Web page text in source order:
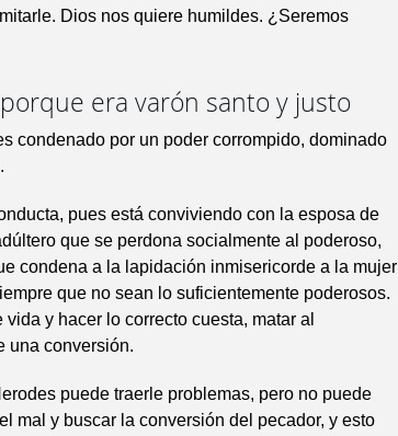
Dios nos quiere humildes. ¿Seremos
era varón santo y justo
condenado por un poder corrompido, dominado
pues está conviviendo con la esposa de
que se perdona socialmente al poderoso,
condena a la lapidación inmisericorde a la mujer
que no sean lo suficientemente poderosos.
y hacer lo correcto cuesta, matar al
una conversión.
puede traerle problemas, pero no puede
mal y buscar la conversión del pecador, y esto